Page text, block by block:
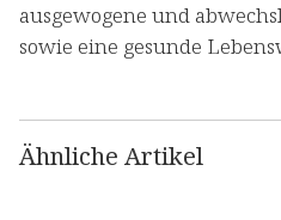
ausgewogene und
sowie eine gesunde
Ähnliche Artikel